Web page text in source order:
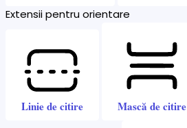
Extensii pentru orientare
Linie de citire Mască de citire